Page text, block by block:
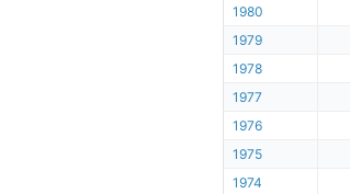
1980
1979
1978
1977
1976
1975
1974